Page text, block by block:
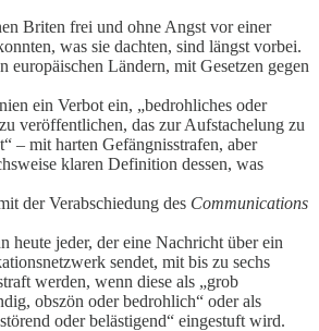
Briten frei und ohne Angst vor einer
was sie dachten, sind längst vorbei.
europäischen Ländern, mit Gesetzen gegen
ein Verbot ein, „bedrohliches oder
veröffentlichen, das zur Aufstachelung zu
– mit harten Gefängnisstrafen, aber
klaren Definition dessen, was
der Verabschiedung des Communications
heute jeder, der eine Nachricht über ein
sendet, mit bis zu sechs
werden, wenn diese als „grob
obszön oder bedrohlich“ oder als
oder belästigend“ eingestuft wird.